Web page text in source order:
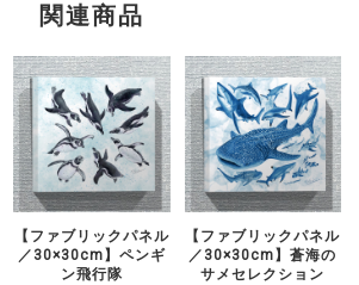
関連商品
【ファブリックパネル
／30×30cm】ペンギ
ン飛行隊
【ファブリックパネル
／30×30cm】蒼海の
サメセレクション